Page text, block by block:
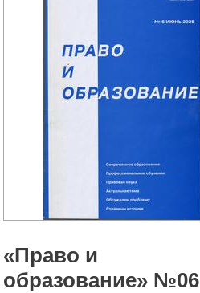
«Право и
образование» №06